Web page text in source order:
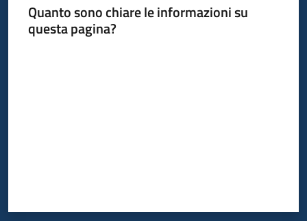
Quanto sono chiare le informazioni su
questa pagina?